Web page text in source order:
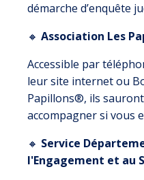
démarche d’enquête
🔸 Association Les
Accessible par
leur site internet ou
Papillons®, ils
accompagner si vous
🔸 Service
l'Engagement et au